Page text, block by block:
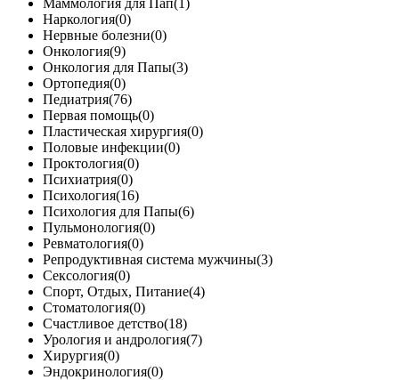
Наркология(0)
Нервные болезни(0)
Онкология(9)
Онкология для Папы(3)
Ортопедия(0)
Педиатрия(76)
Первая помощь(0)
Пластическая хирургия(0)
Половые инфекции(0)
Проктология(0)
Психиатрия(0)
Психология(16)
Психология для Папы(6)
Пульмонология(0)
Ревматология(0)
Репродуктивная система мужчины(3)
Сексология(0)
Спорт, Отдых, Питание(4)
Стоматология(0)
Счастливое детство(18)
Урология и андрология(7)
Хирургия(0)
Эндокринология(0)